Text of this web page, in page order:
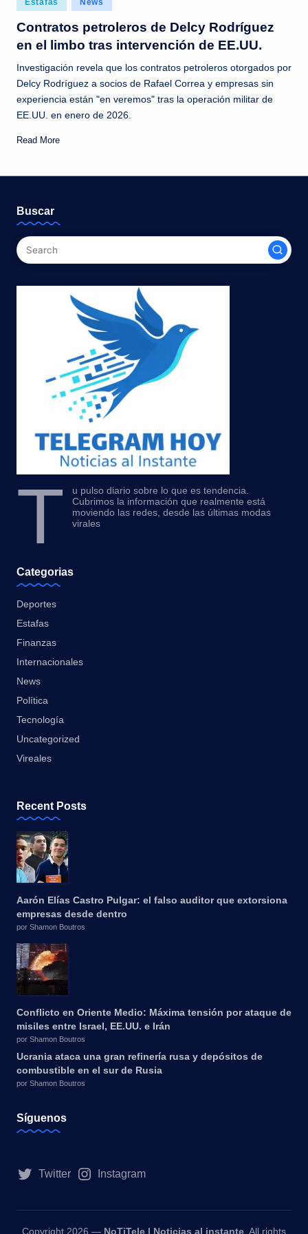
c
i
a
s
a
l
i
t
a
n
in
Estafas News
Contratos petroleros de Delcy Rodríguez
en el limbo tras intervención de EE.UU.
Investigación revela que los contratos petroleros otorgados por
Delcy Rodríguez a socios de Rafael Correa y empresas sin
experiencia están "en veremos" tras la operación militar de
EE.UU. en enero de 2026.
Read More
Buscar
T
u pulso diario sobre lo que es tendencia.
Cubrimos la información que realmente está
moviendo las redes, desde las últimas modas
virales
Categorias
Deportes
Estafas
Finanzas
Internacionales
News
Política
Tecnología
Uncategorized
Vireales
Recent Posts
Aarón Elías Castro Pulgar: el falso auditor que extorsiona
empresas desde dentro
por Shamon Boutros
Conflicto en Oriente Medio: Máxima tensión por ataque de
misiles entre Israel, EE.UU. e Irán
por Shamon Boutros
Ucrania ataca una gran refinería rusa y depósitos de
combustible en el sur de Rusia
por Shamon Boutros
Síguenos
Twitter Instagram
Copyright 2026 — NoTiTele | Noticias al instante . All rights